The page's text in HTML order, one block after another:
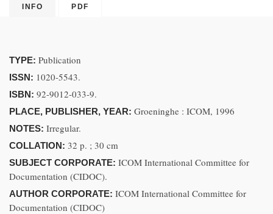
INFO PDF
TYPE: Publication
ISSN: 1020-5543.
ISBN: 92-9012-033-9.
PLACE, PUBLISHER, YEAR: Groeninghe : ICOM, 1996
NOTES: Irregular.
COLLATION: 32 p. ; 30 cm
SUBJECT CORPORATE: ICOM International Committee for
Documentation (CIDOC).
AUTHOR CORPORATE: ICOM International Committee for
Documentation (CIDOC)